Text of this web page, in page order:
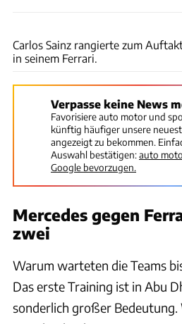
Carlos Sainz rangierte zum
in seinem Ferrari.
Verpasse keine News
Favorisiere auto motor und
künftig häufiger unsere
angezeigt zu bekommen.
Auswahl bestätigen:auto
Google bevorzugen.
Mercedes gegen
zwei
Warum warteten die Teams
Das erste Training ist in Abu
sonderlich großer Bedeutung.